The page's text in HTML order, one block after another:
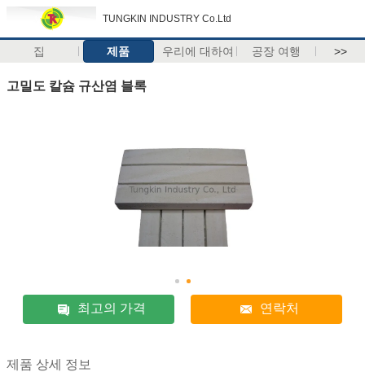
TUNGKIN INDUSTRY Co.Ltd
집 제품 우리에 대하여 공장 여행 >>
고밀도 칼슘 규산염 블록
최고의 가격 연락처
제품 상세 정보